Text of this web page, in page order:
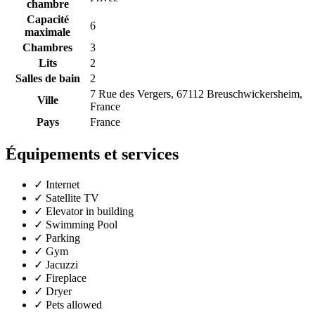
chambre
Capacité
maximale
6
Chambres
3
Lits
2
Salles de bain
2
Ville
7 Rue des Vergers, 67112 Breuschwickersheim,
France
Pays
France
Équipements et services
✓ Internet
✓ Satellite TV
✓ Elevator in building
✓ Swimming Pool
✓ Parking
✓ Gym
✓ Jacuzzi
✓ Fireplace
✓ Dryer
✓ Pets allowed